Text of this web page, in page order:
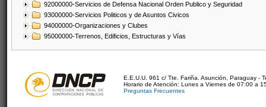
92000000-Servicios de Defensa Nacional Orden Publico y Seguridad
93000000-Servicios Politicos y de Asuntos Civicos
94000000-Organizaciones y Clubes
95000000-Terrenos, Edificios, Estructuras y Vías
E.E.U.U. 961 c/ Tte. Fariña. Asunción, Paraguay -
Horario de Atención: Lunes a Viernes de 07:00 a
Preguntas Frecuentes